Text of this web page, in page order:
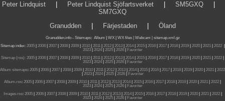
Peter Lindquist
Peter Lindquist Sjöfartsverket SM5GXQ
SM7GXQ
Granudden| Färjestaden| Öland
Granudden.info- Sitemaps: Album WX WX files | Webcam |
sitemap.xml.gz
Sitemap index: 2005| 2006| 2007| 2008| 2009| 2010| 2011| 2012| 2013| 2014| 2015| 2016| 2017| 2018| 2019| 2020| 2021| 2022|
2023| 2024| 2025| 2026|
Favoriter
Sitemap (rss): 2005 2006 2007 2008 2009 2010 2011 2012 2013 2014 2015 2016 2017 2018 2019 2020 2021 2022
2023| 2024| 2025| 2026|
Favoriter
Album sitemaps: 2005 2006 2007 2008 2009 2010 2011 2012 2013 2014 2015 2016 2017 2018 2019 2020 2021
2022
2023| 2024| 2025| 2026|
Favoriter
Album.rss: 2005 2006 2007 2008 2009 2010 2011 2012 2013 2014 2015 2016 2017 2018 2019 2020 2021 2022
2023| 2024| 2025| 2026|
Favoriter
Images.rss: 2005| 2006| 2007| 2008| 2009| 2010| 2011| 2012| 2013| 2014| 2015| 2016| 2017| 2018| 2019| 2020| 2021| 2022|
2023| 2024| 2025| 2026|
Favoriter